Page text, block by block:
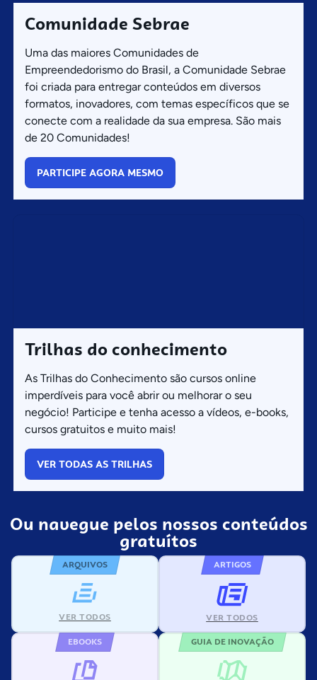
Comunidade Sebrae
Uma das maiores Comunidades de
Empreendedorismo do Brasil, a Comunidade Sebrae
foi criada para entregar conteúdos em diversos
formatos, inovadores, com temas específicos que se
conecte com a realidade da sua empresa. São mais
de 20 Comunidades!
PARTICIPE AGORA MESMO
Trilhas do conhecimento
As Trilhas do Conhecimento são cursos online
imperdíveis para você abrir ou melhorar o seu
negócio! Participe e tenha acesso a vídeos, e-books,
cursos gratuitos e muito mais!
VER TODAS AS TRILHAS
Ou navegue pelos nossos conteúdos
gratuítos
ARQUIVOS
VER TODOS
ARTIGOS
VER TODOS
EBOOKS GUIA DE INOVAÇÃO